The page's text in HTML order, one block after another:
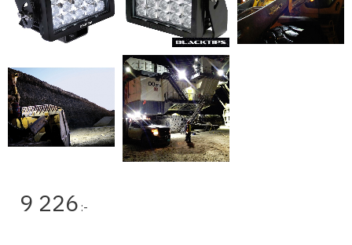
9 226 :-